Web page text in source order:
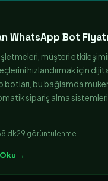
WhatsApp Bot Fiyatı
müşteri
hızlandırmak için
botları, bu bağlamda
sipariş alma
8 dk29 görüntülenme
Oku →